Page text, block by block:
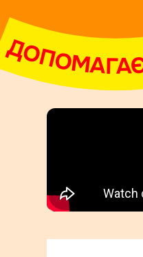
ДОПОМАГАЄ